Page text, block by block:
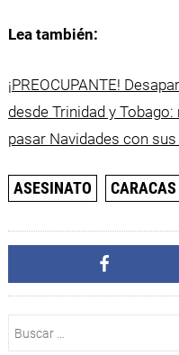
Lea también:
¡PREOCUPANTE!
desde Trinidad y
pasar Navidades con
ASESINATO CARACAS